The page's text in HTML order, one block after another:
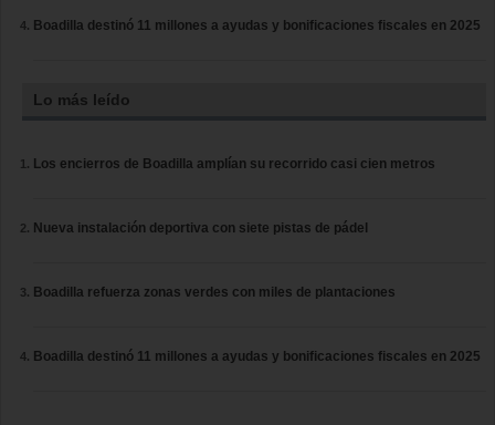
Boadilla destinó 11 millones a ayudas y bonificaciones fiscales en 2025
Lo más leído
Los encierros de Boadilla amplían su recorrido casi cien metros
Nueva instalación deportiva con siete pistas de pádel
Boadilla refuerza zonas verdes con miles de plantaciones
Boadilla destinó 11 millones a ayudas y bonificaciones fiscales en 2025